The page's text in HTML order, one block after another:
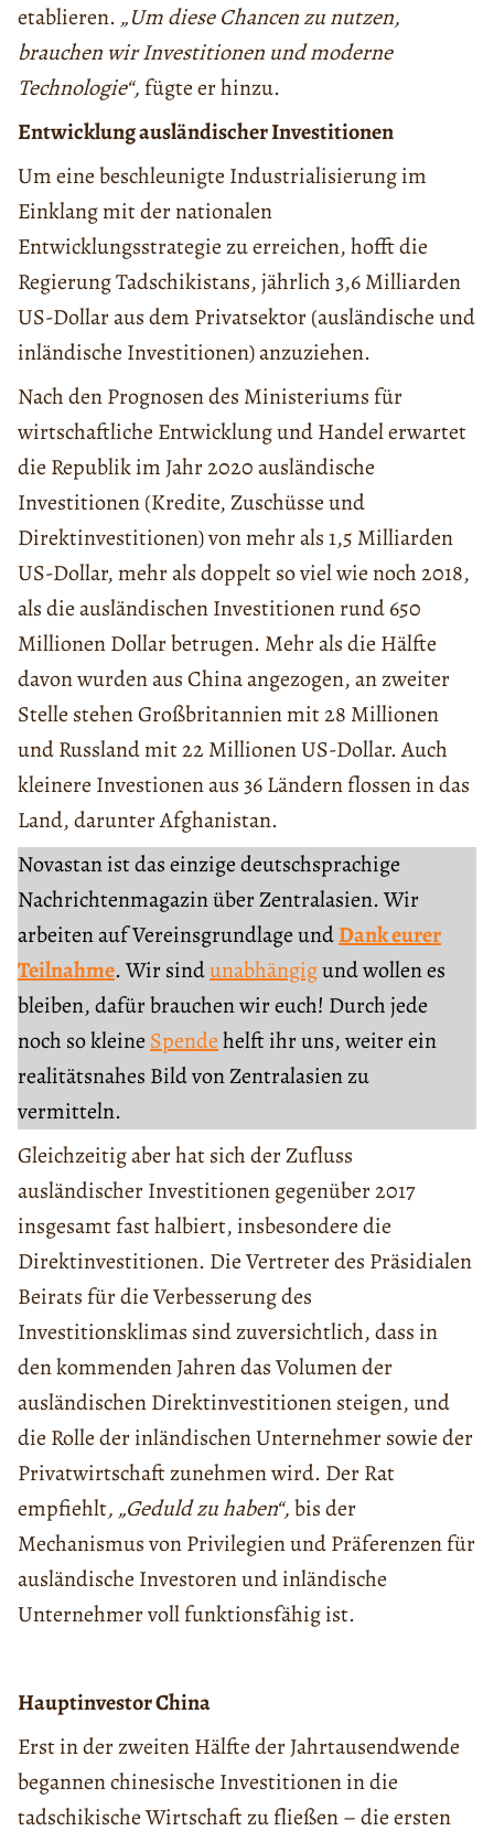
etablieren. „Um diese Chancen zu nutzen,
brauchen wir Investitionen und moderne
Technologie“,fügte er hinzu.
Entwicklung ausländischer Investitionen
Um eine beschleunigte Industrialisierung im
Einklang mit der nationalen
Entwicklungsstrategie zu erreichen, hofft die
Regierung Tadschikistans, jährlich 3,6 Milliarden
US-Dollar aus dem Privatsektor (ausländische und
inländische Investitionen) anzuziehen.
Nach den Prognosen des Ministeriums für
wirtschaftliche Entwicklung und Handel erwartet
die Republik im Jahr 2020 ausländische
Investitionen (Kredite, Zuschüsse und
Direktinvestitionen) von mehr als 1,5 Milliarden
US-Dollar, mehr als doppelt so viel wie noch 2018,
als die ausländischen Investitionen rund 650
Millionen Dollar betrugen. Mehr als die Hälfte
davon wurden aus China angezogen, an zweiter
Stelle stehen Großbritannien mit 28 Millionen
und Russland mit 22 Millionen US-Dollar. Auch
kleinere Investionen aus 36 Ländern flossen in das
Land, darunter Afghanistan.
Novastan ist das einzige deutschsprachige
Nachrichtenmagazin über Zentralasien. Wir
arbeiten auf Vereinsgrundlage undDank eurer
Teilnahme. Wir sindunabhängigund wollen es
bleiben, dafür brauchen wir euch! Durch jede
noch so kleine Spendehelft ihr uns, weiter ein
realitätsnahes Bild von Zentralasien zu
vermitteln.
Gleichzeitig aber hat sich der Zufluss
ausländischer Investitionen gegenüber 2017
insgesamt fast halbiert, insbesondere die
Direktinvestitionen. Die Vertreter des Präsidialen
Beirats für die Verbesserung des
Investitionsklimas sind zuversichtlich, dass in
den kommenden Jahren das Volumen der
ausländischen Direktinvestitionen steigen, und
die Rolle der inländischen Unternehmer sowie der
Privatwirtschaft zunehmen wird. Der Rat
empfiehlt, „Geduld zu haben“,bis der
Mechanismus von Privilegien und Präferenzen für
ausländische Investoren und inländische
Unternehmer voll funktionsfähig ist.
Hauptinvestor China
Erst in der zweiten Hälfte der Jahrtausendwende
begannen chinesische Investitionen in die
tadschikische Wirtschaft zu fließen – die ersten